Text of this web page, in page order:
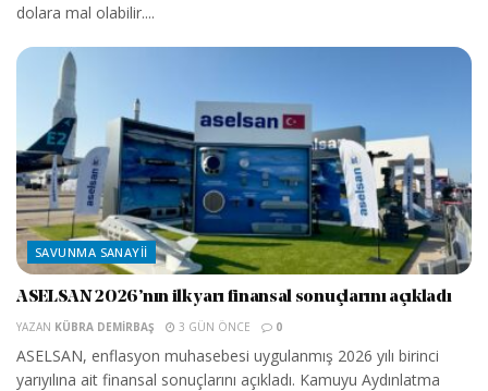
dolara mal olabilir....
SAVUNMA SANAYII
ASELSAN 2026’nın ilk yarı finansal sonuçlarını açıkladı
YAZAN KÜBRA DEMIRBAŞ 3 GÜN ÖNCE 0
ASELSAN, enflasyon muhasebesi uygulanmış 2026 yılı birinci
yarıyılına ait finansal sonuçlarını açıkladı. Kamuyu Aydınlatma